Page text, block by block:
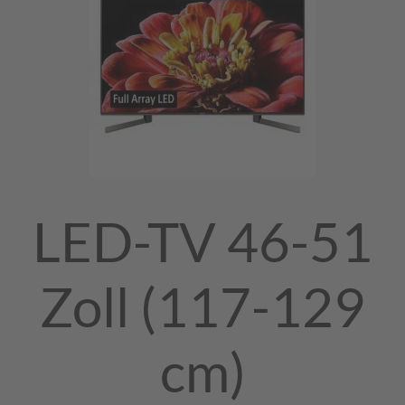
LED-TV 46-51
Zoll (117-129
cm)